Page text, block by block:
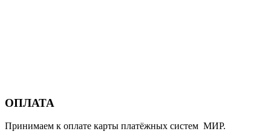
ОПЛАТА
Принимаем к оплате карты платёжных систем МИР.